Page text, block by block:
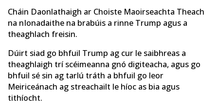
Cháin Daonlathaigh ar Choiste Maoirseachta Theach
na nIonadaithe na brabúis a rinne Trump agus a
theaghlach freisin.
Dúirt siad go bhfuil Trump ag cur le saibhreas a
theaghlaigh trí scéimeanna gnó digiteacha, agus go
bhfuil sé sin ag tarlú tráth a bhfuil go leor
Meiriceánach ag streachailt le híoc as bia agus
tithíocht.